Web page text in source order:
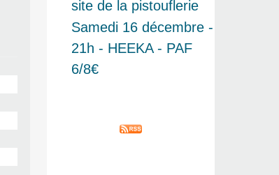
site de la pistouflerie
Samedi 16 décembre -
21h - HEEKA - PAF
6/8€